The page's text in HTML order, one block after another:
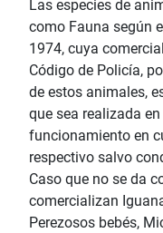
Las especies de
como Fauna según
1974, cuya
Código de Policía,
de estos animales,
que sea realizada
funcionamiento en
respectivo salvo
Caso que no se da
comercializan
Perezosos bebés,